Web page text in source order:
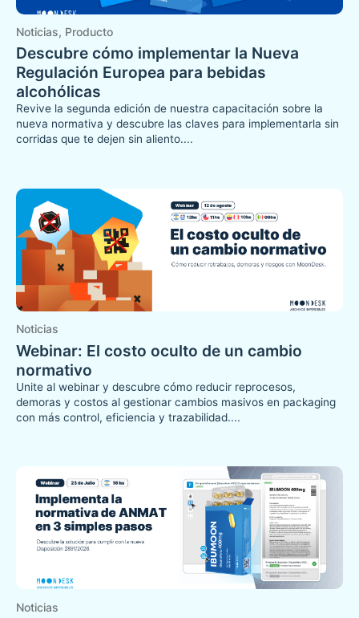
Noticias, Producto
Descubre cómo implementar la Nueva
Regulación Europea para bebidas
alcohólicas
Revive la segunda edición de nuestra capacitación sobre la
nueva normativa y descubre las claves para implementarla sin
corridas que te dejen sin aliento....
Noticias
Webinar: El costo oculto de un cambio
normativo
Unite al webinar y descubre cómo reducir reprocesos,
demoras y costos al gestionar cambios masivos en packaging
con más control, eficiencia y trazabilidad....
Noticias